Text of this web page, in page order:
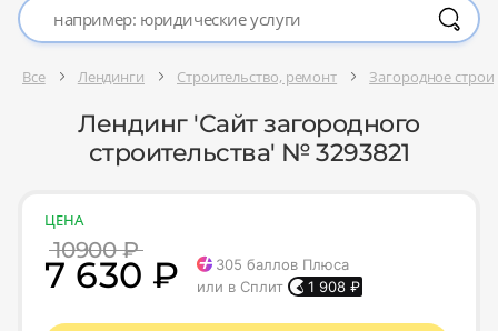
Все Лендинги Строительство, ремонт Загородное
Лендинг 'Сайт загородного
строительства' № 3293821
ЦЕНА
10900 ₽
7 630 ₽ 305 баллов Плюса
или в Сплит
1 908 ₽